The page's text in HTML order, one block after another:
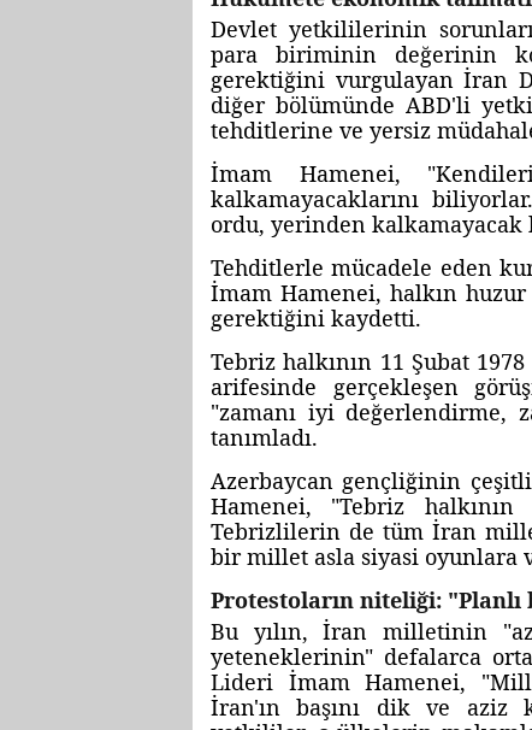
Devlet yetkililerinin
para biriminin değerinin
gerektiğini vurgulayan İran
diğer bölümünde ABD'li
tehditlerine ve yersiz
İmam Hamenei,
kalkamayacaklarını
ordu, yerinden
Tehditlerle mücadele eden
İmam Hamenei, halkın
gerektiğini kaydetti.
Tebriz halkının 11 Şubat
arifesinde gerçekleşen
"zamanı iyi değerlendirme,
tanımladı.
Azerbaycan gençliğinin
Hamenei, "Tebriz
Tebrizlilerin de tüm İran
bir millet asla siyasi oyunlara
Protestoların niteliği:
Bu yılın, İran milletinin
yeteneklerinin" defalarca
Lideri İmam Hamenei,
İran'ın başını dik ve aziz